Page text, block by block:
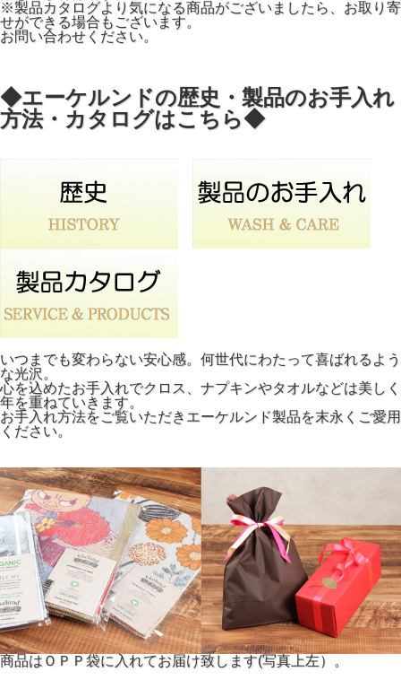
※製品カタログより気になる商品がございましたら、お取り寄
せができる場合もございます。
お問い合わせください。
◆エーケルンドの歴史・製品のお手入れ
方法・カタログはこちら◆
いつまでも変わらない安心感。何世代にわたって喜ばれるよう
な光沢。
心を込めたお手入れでクロス、ナプキンやタオルなどは美しく
年を重ねていきます。
お手入れ方法をご覧いただきエーケルンド製品を末永くご愛用
ください。
商品はＯＰＰ袋に入れてお届け致します(写真上左）。